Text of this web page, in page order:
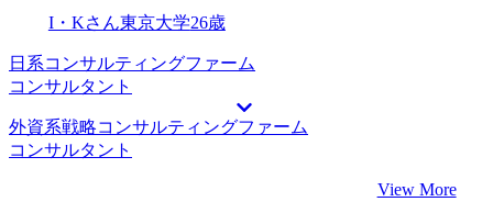
度なく教えていただきました。具体的な転職活動の手順や準
確になったため、このままこの方にお任せしたいと感じまし
た。また、町田さん自身が戦略系コンサルティングファーム
での中途入社された経験をお持ちだったことも安心材料とな
りました。 ケース面接対策の質が非常に高いと感じまし
た。 ケース面接は新卒の就職活動の際に少しだけ挑戦した
く理解していませんでした。町田さんとお話しする中で、面
I・Kさん東京大学26歳
日系コンサルティングファーム
コンサルタント
外資系戦略コンサルティングファーム
コンサルタント
View More